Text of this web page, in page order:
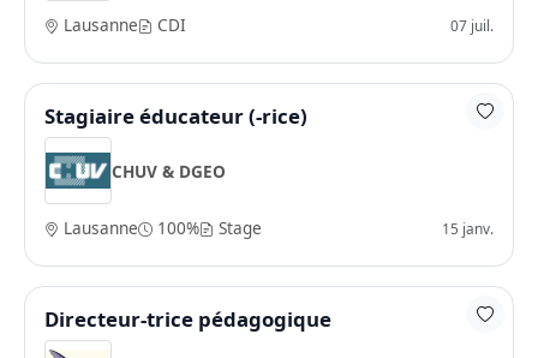
Lausanne CDI 07 juil.
Stagiaire éducateur (-rice)
CHUV & DGEO
Lausanne 100% Stage 15 janv.
Directeur-trice pédagogique